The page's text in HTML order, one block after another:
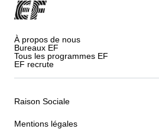
À propos de nous
Bureaux EF
Tous les programmes EF
EF recrute
Raison Sociale
Mentions légales